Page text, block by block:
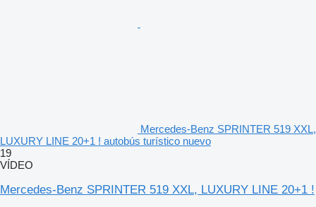
Mercedes-Benz SPRINTER 519 XXL,
LUXURY LINE 20+1 ! autobús turístico nuevo
19
VÍDEO
Mercedes-Benz SPRINTER 519 XXL, LUXURY LINE 20+1 !